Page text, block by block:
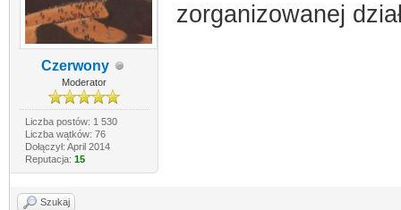
Czerwony
Moderator
Liczba postów: 1 530
Liczba wątków: 76
Dołączył: April 2014
Reputacja: 15
zorganizowanej
Szukaj